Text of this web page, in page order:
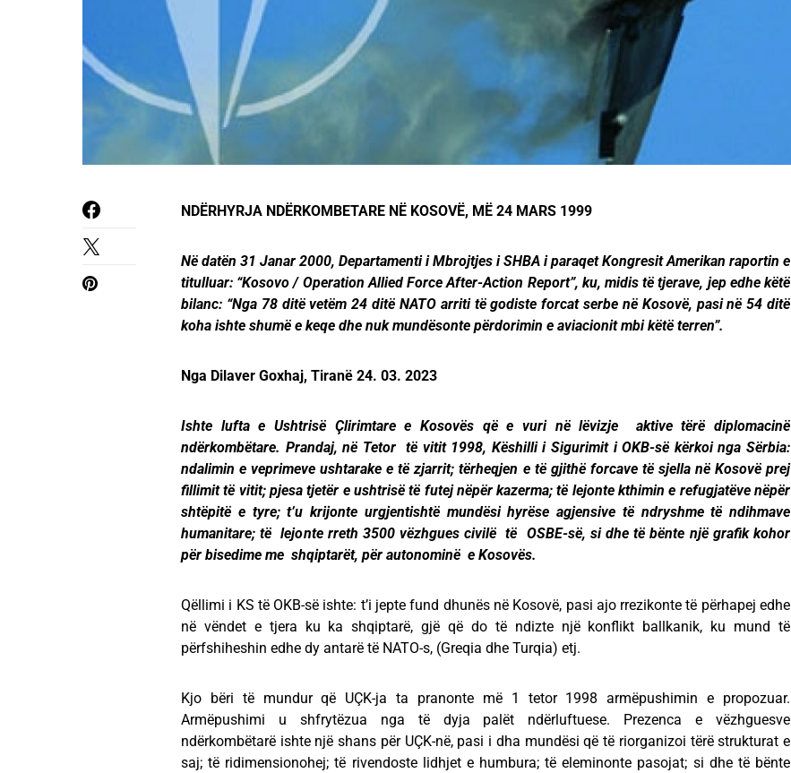
NDËRHYRJA NDËRKOMBETARE NË KOSOVË, MË 24 MARS 1999
Në datën 31 Janar 2000, Departamenti i Mbrojtjes i SHBA i paraqet Kongresit Amerikan raportin e
titulluar: “Kosovo / Operation Allied Force After-Action Report”, ku, midis të tjerave, jep edhe këtë
bilanc: “Nga 78 ditë vetëm 24 ditë NATO arriti të godiste forcat serbe në Kosovë, pasi në 54 ditë
koha ishte shumë e keqe dhe nuk mundësonte përdorimin e aviacionit mbi këtë terren”.
Nga Dilaver Goxhaj, Tiranë 24. 03. 2023
Ishte lufta e Ushtrisë Çlirimtare e Kosovës që e vuri në lëvizje aktive tërë diplomacinë
ndërkombëtare. Prandaj, në Tetor të vitit 1998, Këshilli i Sigurimit i OKB-së kërkoi nga Sërbia:
ndalimin e veprimeve ushtarake e të zjarrit; tërheqjen e të gjithë forcave të sjella në Kosovë prej
fillimit të vitit; pjesa tjetër e ushtrisë të futej nëpër kazerma; të lejonte kthimin e refugjatëve nëpër
shtëpitë e tyre; t’u krijonte urgjentishtë mundësi hyrëse agjensive të ndryshme të ndihmave
humanitare; të lejonte rreth 3500 vëzhgues civilë të OSBE-së, si dhe të bënte një grafik kohor
për bisedime me shqiptarët, për autonominë e Kosovës.
Qëllimi i KS të OKB-së ishte: t’i jepte fund dhunës në Kosovë, pasi ajo rrezikonte të përhapej edhe
në vëndet e tjera ku ka shqiptarë, gjë që do të ndizte një konflikt ballkanik, ku mund të
përfshiheshin edhe dy antarë të NATO-s, (Greqia dhe Turqia) etj.
Kjo bëri të mundur që UÇK-ja ta pranonte më 1 tetor 1998 armëpushimin e propozuar.
Armëpushimi u shfrytëzua nga të dyja palët ndërluftuese. Prezenca e vëzhguesve
ndërkombëtarë ishte një shans për UÇK-në, pasi i dha mundësi që të riorganizoi tërë strukturat e
saj; të ridimensionohej; të rivendoste lidhjet e humbura; të eleminonte pasojat; si dhe të bënte